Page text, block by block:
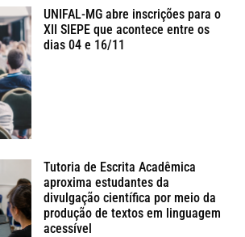
UNIFAL-MG abre inscrições para o
XII SIEPE que acontece entre os
dias 04 e 16/11
Tutoria de Escrita Acadêmica
aproxima estudantes da
divulgação científica por meio da
produção de textos em linguagem
acessível